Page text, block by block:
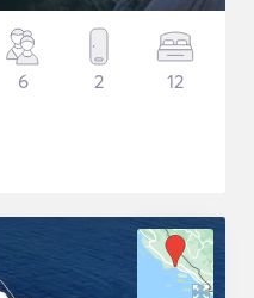
6 2 12